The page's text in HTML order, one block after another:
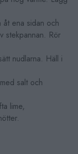
åt ena sidan och
stekpannan. Rör
nudlarna. Häll i
salt och
lime,